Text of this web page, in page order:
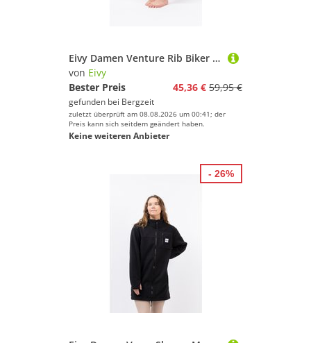
Eivy Damen Venture Rib Biker Shorts
von Eivy
Bester Preis
45,36 € 59,95 €
gefunden bei Bergzeit
zuletzt überprüft am 08.08.2026 um 00:41; der
Preis kann sich seitdem geändert haben.
Keine weiteren Anbieter
- 26%